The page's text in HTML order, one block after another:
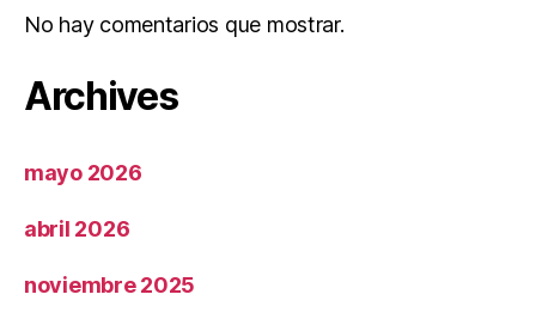
No hay comentarios que mostrar.
Archives
mayo 2026
abril 2026
noviembre 2025